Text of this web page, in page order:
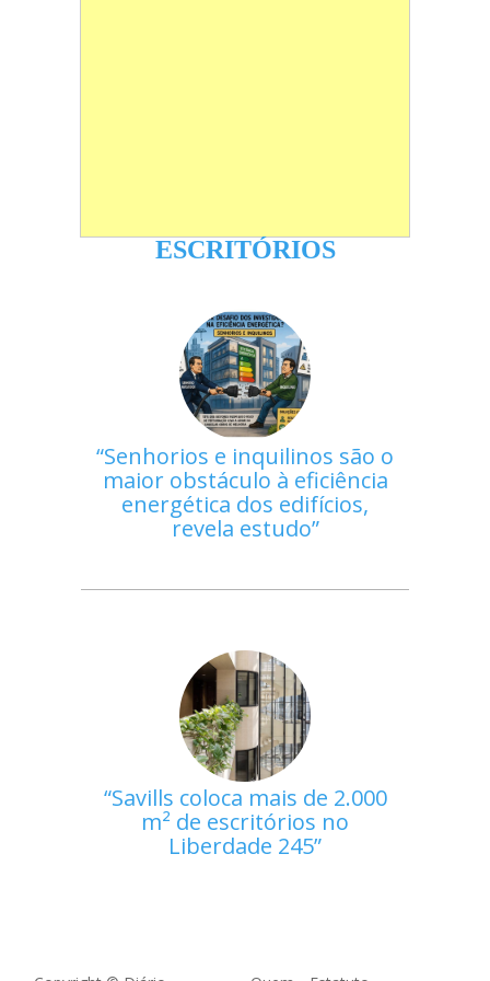
ESCRITÓRIOS
Senhorios e inquilinos são o
maior obstáculo à eficiência
energética dos edifícios,
revela estudo
Savills coloca mais de 2.000
m² de escritórios no
Liberdade 245